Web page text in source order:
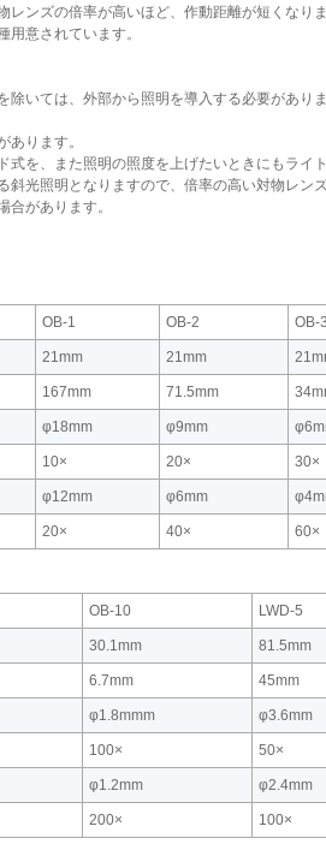
ンズの倍率が高いほど、作動距離が短くなりま
意されています。
いては、外部から照明を導入する必要があり
ります。
を、また照明の照度を上げたいときにもライ
光照明となりますので、倍率の高い対物レン
があります。
OB-1 OB-2 OB-3
21mm 21mm
167mm 71.5mm
φ18mm φ9mm
10× 20× 30×
φ12mm φ6mm
20× 40× 60×
OB-10 LWD-5
30.1mm 81.5mm
6.7mm 45mm
φ1.8mmm φ3.6mm
100× 50×
φ1.2mm φ2.4mm
200× 100×